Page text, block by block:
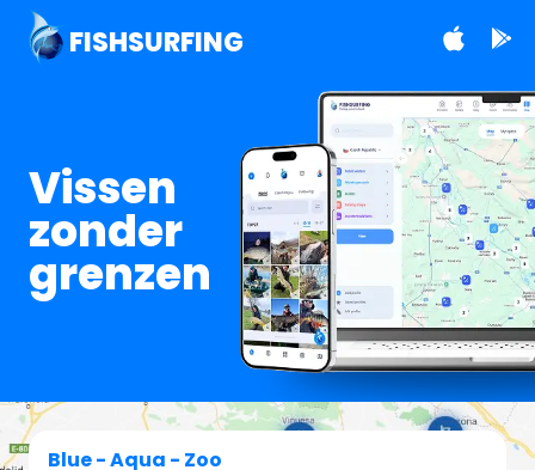
FISHSURFING
Vissen
zonder
grenzen
Blue - Aqua - Zoo